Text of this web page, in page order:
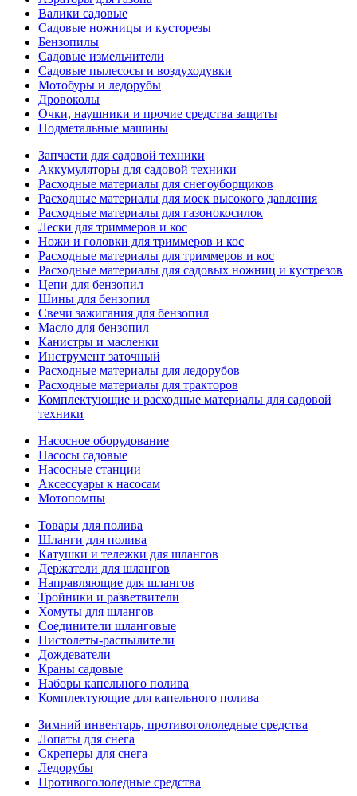
Валики садовые
Садовые ножницы и кусторезы
Бензопилы
Садовые измельчители
Садовые пылесосы и воздуходувки
Мотобуры и ледорубы
Дровоколы
Очки, наушники и прочие средства защиты
Подметальные машины
Запчасти для садовой техники
Аккумуляторы для садовой техники
Расходные материалы для снегоуборщиков
Расходные материалы для моек высокого давления
Расходные материалы для газонокосилок
Лески для триммеров и кос
Ножи и головки для триммеров и кос
Расходные материалы для триммеров и кос
Расходные материалы для садовых ножниц и кустрезов
Цепи для бензопил
Шины для бензопил
Свечи зажигания для бензопил
Масло для бензопил
Канистры и масленки
Инструмент заточный
Расходные материалы для ледорубов
Расходные материалы для тракторов
Комплектующие и расходные материалы для садовой
техники
Насосное оборудование
Насосы садовые
Насосные станции
Аксессуары к насосам
Мотопомпы
Товары для полива
Шланги для полива
Катушки и тележки для шлангов
Держатели для шлангов
Направляющие для шлангов
Тройники и разветвители
Хомуты для шлангов
Соединители шланговые
Пистолеты-распылители
Дождеватели
Краны садовые
Наборы капельного полива
Комплектующие для капельного полива
Зимний инвентарь, противогололедные средства
Лопаты для снега
Скреперы для снега
Ледорубы
Противогололедные средства